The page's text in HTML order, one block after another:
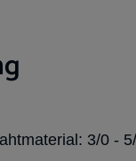
3/0 -